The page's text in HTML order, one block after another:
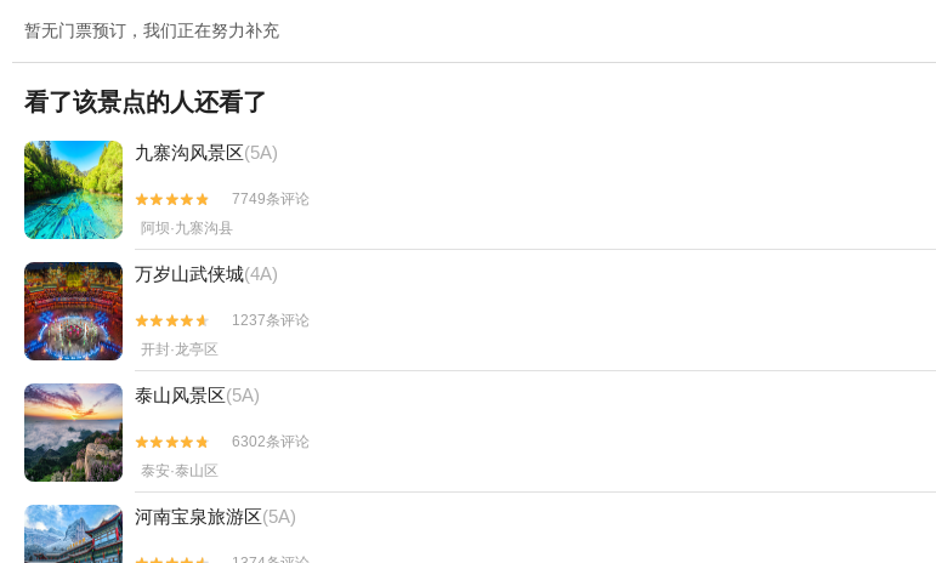
暂无门票预订，我们正在努力补充
看了该景点的人还看了
九寨沟风景区(5A)


7749条评论
阿坝·九寨沟县
万岁山武侠城(4A)


1237条评论
开封·龙亭区
泰山风景区(5A)


6302条评论
泰安·泰山区
河南宝泉旅游区(5A)